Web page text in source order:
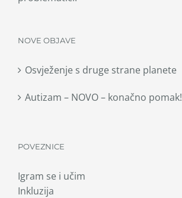
NOVE OBJAVE
Osvježenje s druge strane planete
Autizam – NOVO – konačno pomak!
POVEZNICE
Igram se i učim
Inkluzija